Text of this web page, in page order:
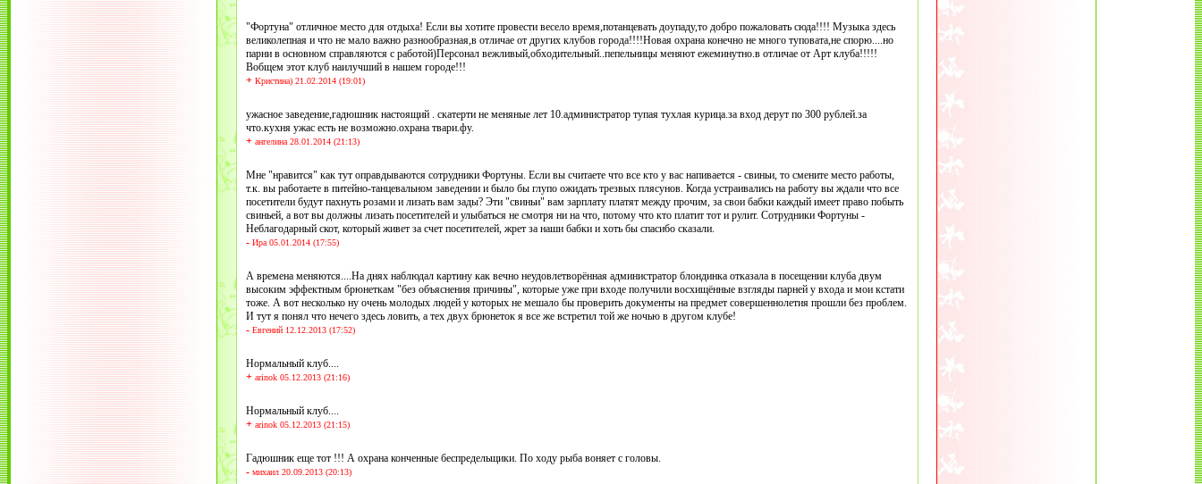
"Фортуна" отличное место для отдыха! Если вы хотите провести весело время,потанцевать доупаду,то добро пожаловать сюда!!!! Музыка здесь
великолепная и что не мало важно разнообразная,в отличае от других клубов города!!!!Новая охрана конечно не много туповата,не спорю....но
парни в основном справляются с работой)Персонал вежливый,обходительный..пепельницы меняют ежеминутно.в отличае от Арт клуба!!!!!
Вобщем этот клуб наилучший в нашем городе!!!
+Кристина) 21.02.2014 (19:01)
ужасное заведение,гадюшник настоящий . скатерти не меняные лет 10.администратор тупая тухлая курица.за вход дерут по 300 рублей.за
что.кухня ужас есть не возможно.охрана твари.фу.
+ангелина 28.01.2014 (21:13)
Мне "нравится" как тут оправдываются сотрудники Фортуны. Если вы считаете что все кто у вас напивается - свиньи, то смените место работы,
т.к. вы работаете в питейно-танцевальном заведении и было бы глупо ожидать трезвых плясунов. Когда устраивались на работу вы ждали что все
посетители будут пахнуть розами и лизать вам зады? Эти "свиньи" вам зарплату платят между прочим, за свои бабки каждый имеет право побыть
свиньей, а вот вы должны лизать посетителей и улыбаться не смотря ни на что, потому что кто платит тот и рулит. Сотрудники Фортуны -
Неблагодарный скот, который живет за счет посетителей, жрет за наши бабки и хоть бы спасибо сказали.
-Ира 05.01.2014 (17:55)
А времена меняются....На днях наблюдал картину как вечно неудовлетворённая администратор блондинка отказала в посещении клуба двум
высоким эффектным брюнеткам "без объяснения причины", которые уже при входе получили восхищённые взгляды парней у входа и мои кстати
тоже. А вот несколько ну очень молодых людей у которых не мешало бы проверить документы на предмет совершеннолетия прошли без проблем.
И тут я понял что нечего здесь ловить, а тех двух брюнеток я все же встретил той же ночью в другом клубе!
-Евгений 12.12.2013 (17:52)
Нормальный клуб....
+arinok 05.12.2013 (21:16)
Нормальный клуб....
+arinok 05.12.2013 (21:15)
Гадюшник еще тот !!! А охрана конченные беспредельщики. По ходу рыба воняет с головы.
-михаил 20.09.2013 (20:13)